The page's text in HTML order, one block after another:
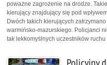
poważne zagrożenie na drodze.
kierujący znajdujący się pod
Dwóch takich kierujących
warmińsko-mazurskiego. Policjanci
tak lekkomyślnych uczestników